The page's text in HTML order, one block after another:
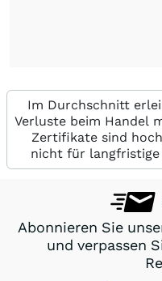
Im Durchschnitt
Verluste beim Handel
Zertifikate sind
nicht für langfristige
Abonnieren Sie
und verpassen